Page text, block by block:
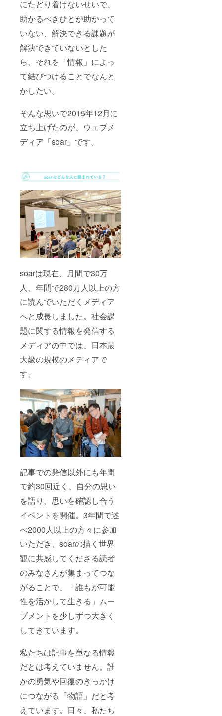
にたどり着けないせいで、
助かるべきひとが助かって
いない、解決できる課題が
解決できていないとした
ら、それを「情報」によっ
て結びつけることでなんと
かしたい。
そんな思いで2015年12月に
立ち上げたのが、ウェブメ
ディア「soar」です。
soarは現在、月間で30万
人、年間で280万人以上の方
に読んでいただくメディア
へと成長しました。社会課
題に関する情報を発信する
メディアの中では、日本最
大級の規模のメディアで
す。
記事での発信以外にも年間
で約30回近く、自分の思い
を語り、思いを確認し合う
イベントを開催。3年間で述
べ2000人以上の方々に参加
いただき、soarの描く世界
観に共感してくださる読者
のみなさんが集まってつな
がることで、「誰もが可能
性を活かして生きる」ムー
ブメントを少しずつ大きく
してきています。
私たちは記事を単なる情報
だとは考えていません。誰
かの勇気や回復のきっかけ
につながる「物語」だと考
えています。日々、私たち